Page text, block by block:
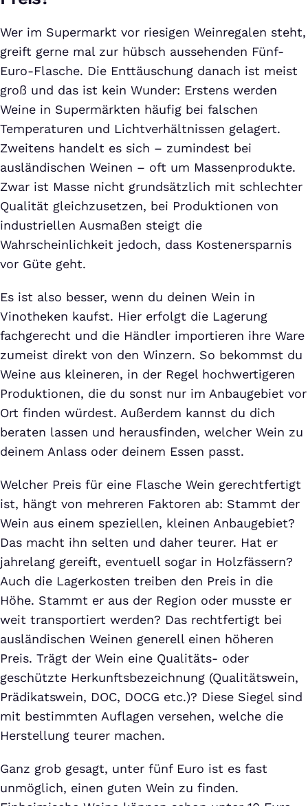
Wer im Supermarkt vor riesigen Weinregalen steht,
greift gerne mal zur hübsch aussehenden Fünf-
Euro-Flasche. Die Enttäuschung danach ist meist
groß und das ist kein Wunder: Erstens werden
Weine in Supermärkten häufig bei falschen
Temperaturen und Lichtverhältnissen gelagert.
Zweitens handelt es sich – zumindest bei
ausländischen Weinen – oft um Massenprodukte.
Zwar ist Masse nicht grundsätzlich mit schlechter
Qualität gleichzusetzen, bei Produktionen von
industriellen Ausmaßen steigt die
Wahrscheinlichkeit jedoch, dass Kostenersparnis
vor Güte geht.
Es ist also besser, wenn du deinen Wein in
Vinotheken kaufst. Hier erfolgt die Lagerung
fachgerecht und die Händler importieren ihre Ware
zumeist direkt von den Winzern. So bekommst du
Weine aus kleineren, in der Regel hochwertigeren
Produktionen, die du sonst nur im Anbaugebiet vor
Ort finden würdest. Außerdem kannst du dich
beraten lassen und herausfinden, welcher Wein zu
deinem Anlass oder deinem Essen passt.
Welcher Preis für eine Flasche Wein gerechtfertigt
ist, hängt von mehreren Faktoren ab: Stammt der
Wein aus einem speziellen, kleinen Anbaugebiet?
Das macht ihn selten und daher teurer. Hat er
jahrelang gereift, eventuell sogar in Holzfässern?
Auch die Lagerkosten treiben den Preis in die
Höhe. Stammt er aus der Region oder musste er
weit transportiert werden? Das rechtfertigt bei
ausländischen Weinen generell einen höheren
Preis. Trägt der Wein eine Qualitäts- oder
geschützte Herkunftsbezeichnung (Qualitätswein,
Prädikatswein, DOC, DOCG etc.)? Diese Siegel sind
mit bestimmten Auflagen versehen, welche die
Herstellung teurer machen.
Ganz grob gesagt, unter fünf Euro ist es fast
unmöglich, einen guten Wein zu finden.